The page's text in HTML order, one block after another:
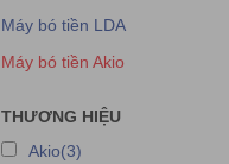
Máy bó tiền LDA
Máy bó tiền Akio
THƯƠNG HIỆU
Akio(3)